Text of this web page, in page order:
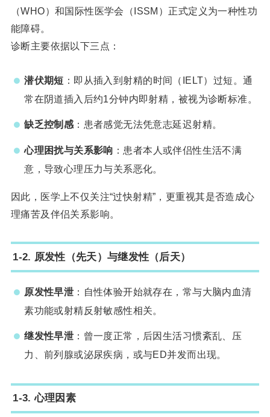
（WHO）和国际性医学会（ISSM）正式定义为一种性功
能障碍。
诊断主要依据以下三点：
潜伏期短 ：即从插入到射精的时间（IELT）过短。通
常在阴道插入后约1分钟内即射精，被视为诊断标准。
缺乏控制感 ：患者感觉无法凭意志延迟射精。
心理困扰与关系影响 ：患者本人或伴侣性生活不满
意，导致心理压力与关系恶化。
因此，医学上不仅关注“过快射精”，更重视其是否造成心
理痛苦及伴侣关系影响。
1-2. 原发性（先天）与继发性（后天）
原发性早泄 ：自性体验开始就存在，常与大脑内血清
素功能或射精反射敏感性相关。
继发性早泄 ：曾一度正常，后因生活习惯紊乱、压
力、前列腺或泌尿疾病，或与ED并发而出现。
1-3. 心理因素